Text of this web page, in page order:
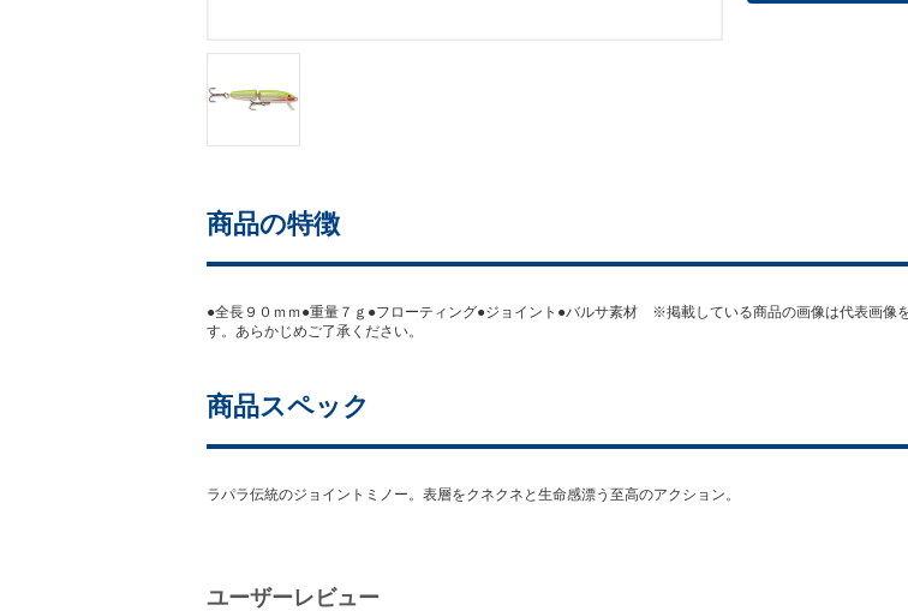
商品の特徴
●全長９０ｍｍ●重量７ｇ●フローティング●ジョイント●バルサ素材 ※掲載している商品の画像は代表画像
す。あらかじめご了承ください。
商品スペック
ラパラ伝統のジョイントミノー。表層をクネクネと生命感漂う至高のアクション。
ユーザーレビュー